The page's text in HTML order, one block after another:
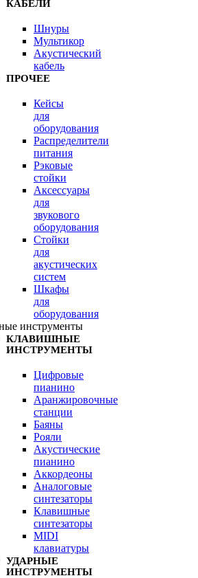
КАБЕЛИ
Шнуры
Мультикор
Акустический
кабель
ПРОЧЕЕ
Кейсы
для
оборудования
Распределители
питания
Рэковые
стойки
Аксессуары
для
звукового
оборудования
Стойки
для
акустических
систем
Шкафы
для
оборудования
инструменты
КЛАВИШНЫЕ
ИНСТРУМЕНТЫ
Цифровые
пианино
Аранжировочные
станции
Баяны
Рояли
Акустические
пианино
Аккордеоны
Аналоговые
синтезаторы
Клавишные
синтезаторы
MIDI
клавиатуры
УДАРНЫЕ
ИНСТРУМЕНТЫ